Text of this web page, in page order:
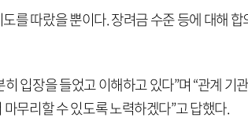
를 따랐을 뿐이다. 장려금 수준 등에 대해 합
입장을 들었고 이해하고 있다”며 “관계 기
무리할 수 있도록 노력하겠다”고 답했다.